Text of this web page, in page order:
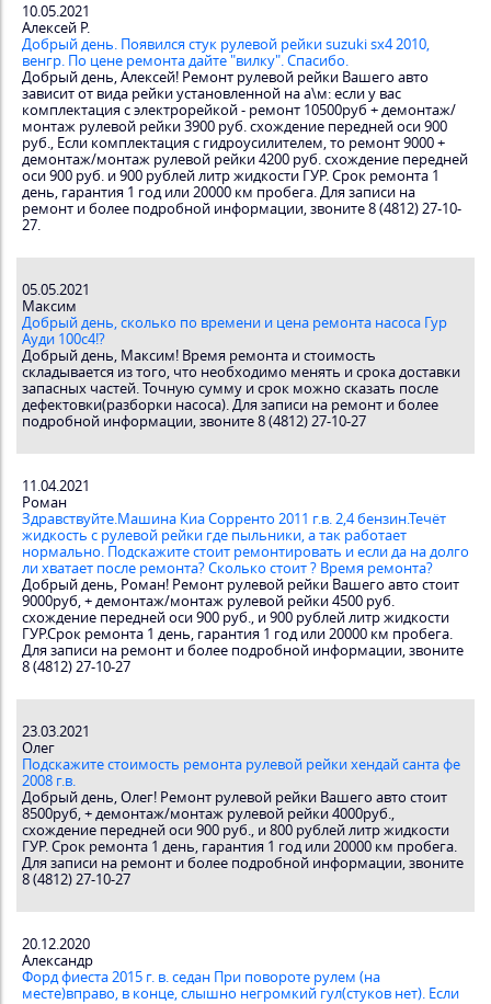
10.05.2021
Алексей Р.
Добрый день. Появился стук рулевой рейки suzuki sx4 2010,
венгр. По цене ремонта дайте "вилку". Спасибо.
Добрый день, Алексей! Ремонт рулевой рейки Вашего авто
зависит от вида рейки установленной на а\м: если у вас
комплектация с электрорейкой - ремонт 10500руб + демонтаж/
монтаж рулевой рейки 3900 руб. схождение передней оси 900
руб., Если комплектация с гидроусилителем, то ремонт 9000 +
демонтаж/монтаж рулевой рейки 4200 руб. схождение передней
оси 900 руб. и 900 рублей литр жидкости ГУР. Срок ремонта 1
день, гарантия 1 год или 20000 км пробега. Для записи на
ремонт и более подробной информации, звоните 8 (4812) 27-10-
27.
05.05.2021
Максим
Добрый день, сколько по времени и цена ремонта насоса Гур
Ауди 100с4!?
Добрый день, Максим! Время ремонта и стоимость
складывается из того, что необходимо менять и срока доставки
запасных частей. Точную сумму и срок можно сказать после
дефектовки(разборки насоса). Для записи на ремонт и более
подробной информации, звоните 8 (4812) 27-10-27
11.04.2021
Роман
Здравствуйте.Машина Киа Сорренто 2011 г.в. 2,4 бензин.Течёт
жидкость с рулевой рейки где пыльники, а так работает
нормально. Подскажите стоит ремонтировать и если да на долго
ли хватает после ремонта? Сколько стоит ? Время ремонта?
Добрый день, Роман! Ремонт рулевой рейки Вашего авто стоит
9000руб, + демонтаж/монтаж рулевой рейки 4500 руб.
схождение передней оси 900 руб., и 900 рублей литр жидкости
ГУР.Срок ремонта 1 день, гарантия 1 год или 20000 км пробега.
Для записи на ремонт и более подробной информации, звоните
8 (4812) 27-10-27
23.03.2021
Олег
Подскажите стоимость ремонта рулевой рейки хендай санта фе
2008 г.в.
Добрый день, Олег! Ремонт рулевой рейки Вашего авто стоит
8500руб, + демонтаж/монтаж рулевой рейки 4000руб.,
схождение передней оси 900 руб., и 800 рублей литр жидкости
ГУР. Срок ремонта 1 день, гарантия 1 год или 20000 км пробега.
Для записи на ремонт и более подробной информации, звоните
8 (4812) 27-10-27
20.12.2020
Александр
Форд фиеста 2015 г. в. седан При повороте рулем (на
месте)вправо, в конце, слышно негромкий гул(стуков нет). Если